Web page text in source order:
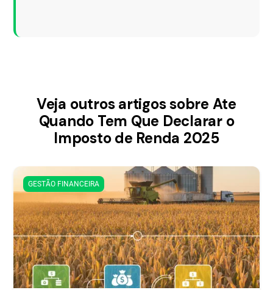
Veja outros artigos sobre Ate
Quando Tem Que Declarar o
Imposto de Renda 2025
GESTÃO FINANCEIRA